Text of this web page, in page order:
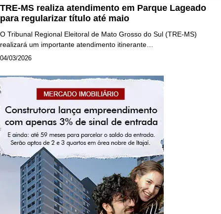
TRE-MS realiza atendimento em Parque Lageado
para regularizar título até maio
O Tribunal Regional Eleitoral de Mato Grosso do Sul (TRE-MS)
realizará um importante atendimento itinerante…
04/03/2026